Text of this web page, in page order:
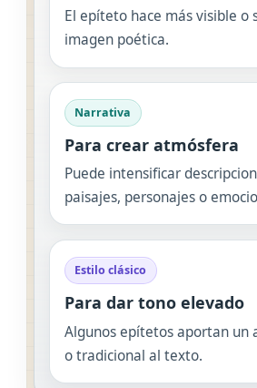
El epíteto hace más visible o
imagen poética.
Narrativa
Para crear atmósfera
Puede intensificar
paisajes, personajes o
Estilo clásico
Para dar tono elevado
Algunos epítetos aportan un
o tradicional al texto.